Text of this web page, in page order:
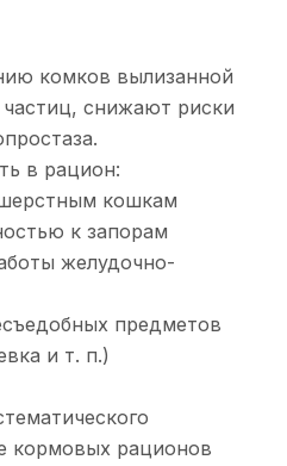
комков вылизанной
снижают риски
в рацион:
кошкам
к запорам
желудочно-
предметов
и т. п.)
кормовых рационов